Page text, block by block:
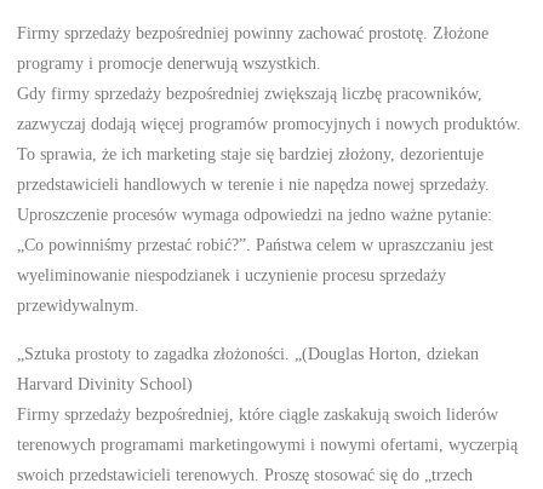
Firmy sprzedaży bezpośredniej powinny zachować prostotę. Złożone
programy i promocje denerwują wszystkich.
Gdy firmy sprzedaży bezpośredniej zwiększają liczbę pracowników,
zazwyczaj dodają więcej programów promocyjnych i nowych produktów.
To sprawia, że ich marketing staje się bardziej złożony, dezorientuje
przedstawicieli handlowych w terenie i nie napędza nowej sprzedaży.
Uproszczenie procesów wymaga odpowiedzi na jedno ważne pytanie:
„Co powinniśmy przestać robić?”. Państwa celem w upraszczaniu jest
wyeliminowanie niespodzianek i uczynienie procesu sprzedaży
przewidywalnym.
„Sztuka prostoty to zagadka złożoności. „(Douglas Horton, dziekan
Harvard Divinity School)
Firmy sprzedaży bezpośredniej, które ciągle zaskakują swoich liderów
terenowych programami marketingowymi i nowymi ofertami, wyczerpią
swoich przedstawicieli terenowych. Proszę stosować się do „trzech